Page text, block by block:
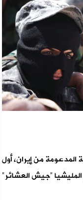
المدعومة من إيران، أول
"جيش العشائر"